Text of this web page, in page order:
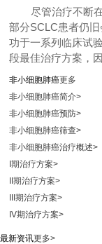
尽管治疗不断
部分SCLC患者仍
功于一系列临床试
段最佳治疗方案，
非小细胞肺癌更多
非小细胞肺癌简介>
非小细胞肺癌预防>
非小细胞肺癌筛查>
非小细胞肺癌治疗概述>
I期治疗方案>
II期治疗方案>
III期治疗方案>
IV期治疗方案>
最新资讯更多>